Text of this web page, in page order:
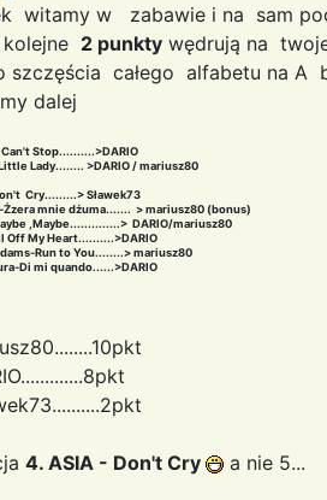
witamy w zabawie i na sam
2 punkty wędrują na
szczęścia całego alfabetu na
dalej
Stop..........>DARIO
Lady........ >DARIO / mariusz80
Cry.........> Sławek73
mnie dżuma....... > mariusz80 (bonus)
,Maybe..............> DARIO/mariusz80
Off My Heart..........>DARIO
Run to You........> mariusz80
Di mi quando......>DARIO
4. ASIA - Don't Cry a nie 5...